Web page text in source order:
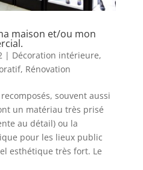
maison et/ou mon
| Décoration intérieure,
, Rénovation
souvent aussi
un matériau très prisé
au détail) ou la
pour les lieux public
esthétique très fort. Le